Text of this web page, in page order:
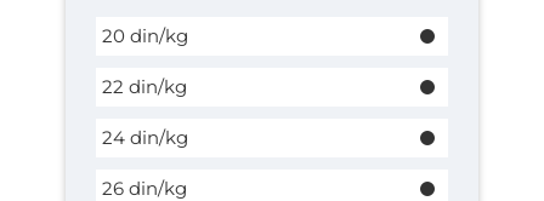
20 din/kg
22 din/kg
24 din/kg
26 din/kg